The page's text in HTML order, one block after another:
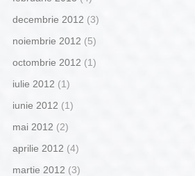
decembrie 2012 (3)
noiembrie 2012 (5)
octombrie 2012 (1)
iulie 2012 (1)
iunie 2012 (1)
mai 2012 (2)
aprilie 2012 (4)
martie 2012 (3)